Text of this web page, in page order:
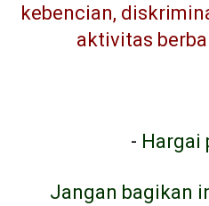
kebencian,
aktivitas
- Hargai
Jangan bagikan